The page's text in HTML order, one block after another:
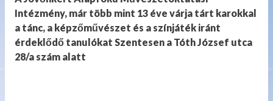
Intézmény, már több mint 13 éve várja tárt karokkal
a tánc, a képzőművészet és a színjáték iránt
érdeklődő tanulókat Szentesen a Tóth József utca
28/a szám alatt